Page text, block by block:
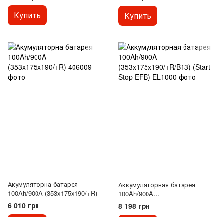
Купить Купить
Акумуляторна батарея
100Ah/900A (353x175x190/+R)
6 010 грн
Аккумуляторная батарея
100Ah/900A
(353x175x190/+R/B13) (Start-
Stop EFB)
8 198 грн